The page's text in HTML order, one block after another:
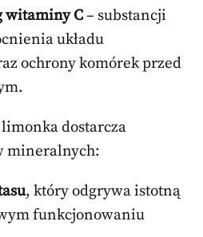
witaminy C– substancji
układu
ochrony komórek przed
dostarcza
mineralnych:
, który odgrywa istotną
funkcjonowaniu